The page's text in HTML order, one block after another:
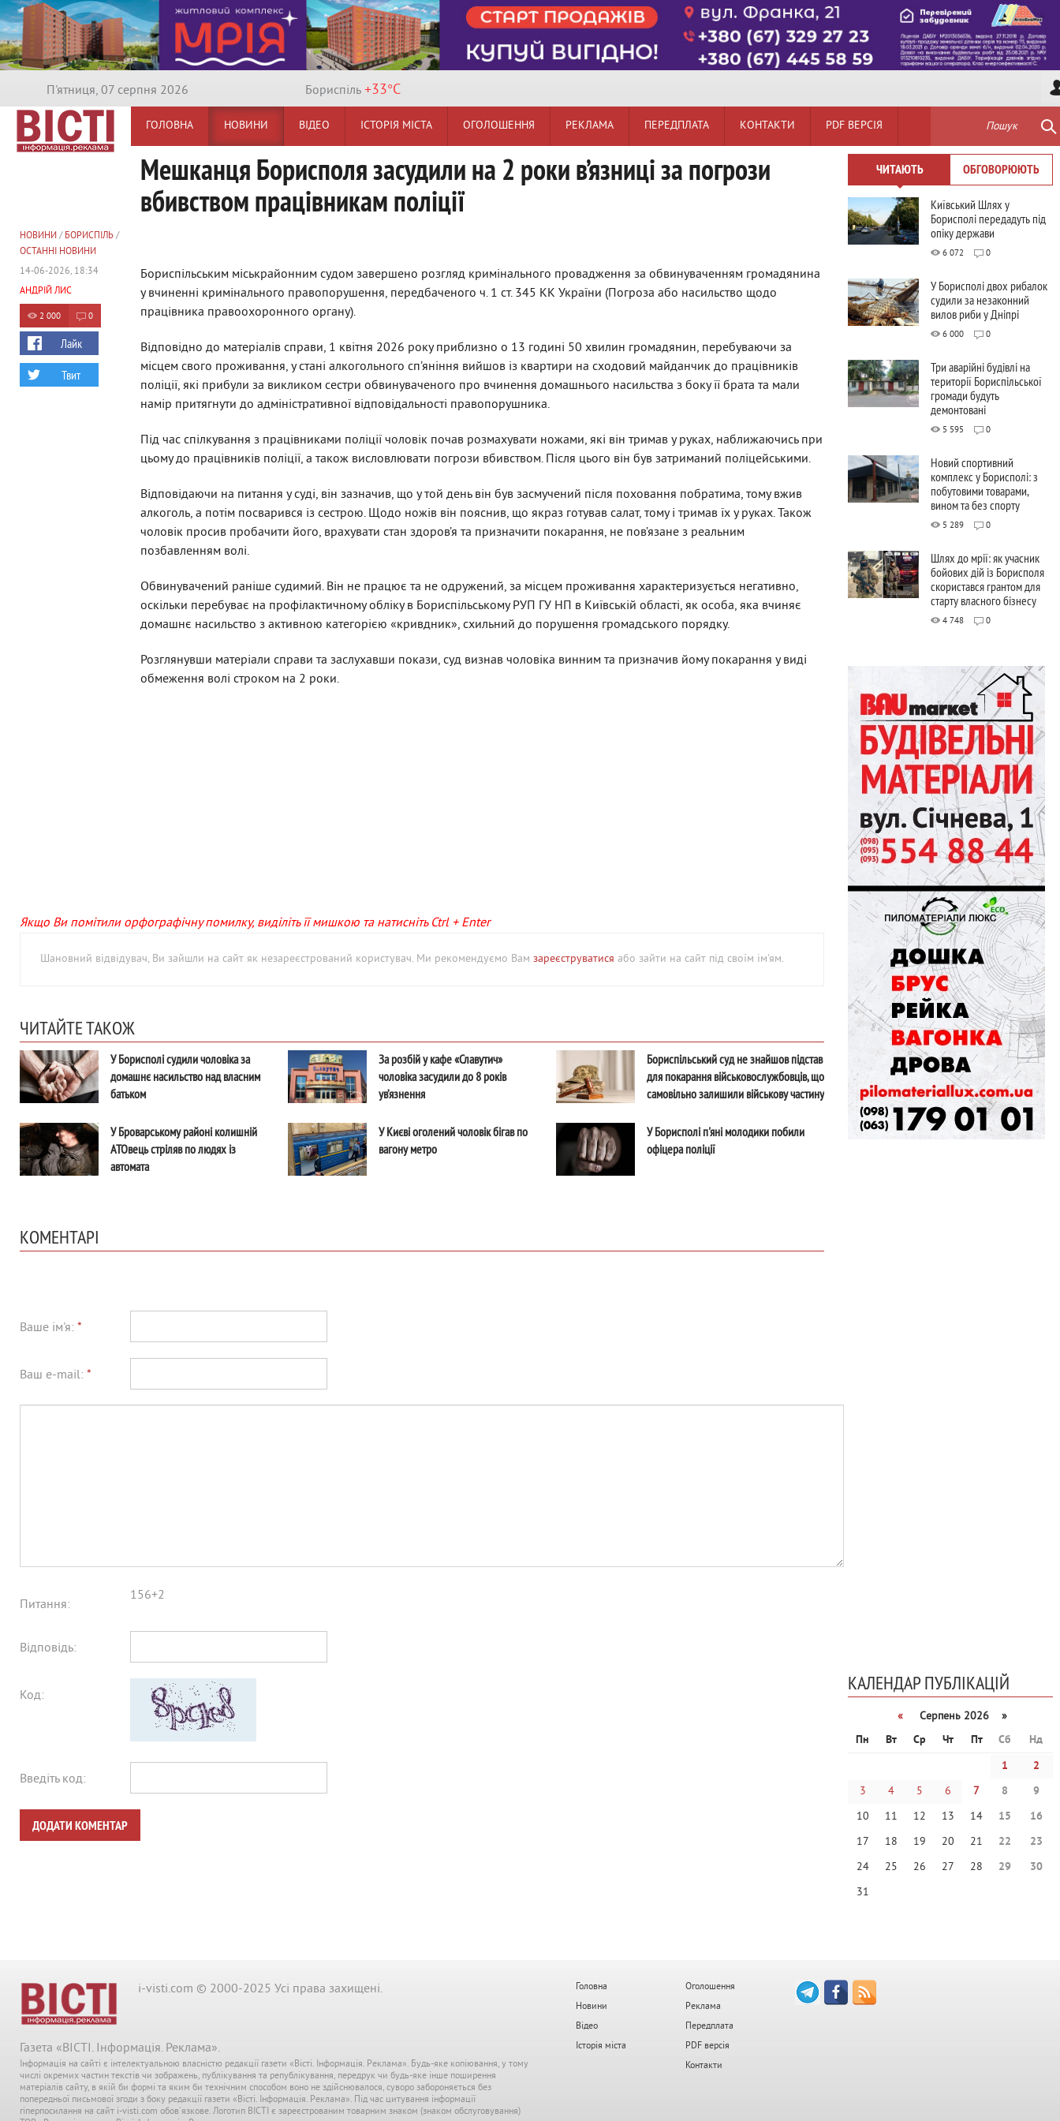
П'ятниця, 07 серпня 2026 Бориспiль +33°C
ГОЛОВНА НОВИНИ ВІДЕО ІСТОРІЯ МІСТА ОГОЛОШЕННЯ РЕКЛАМА ПЕРЕДПЛАТА КОНТАКТИ PDF ВЕРСІЯ Пошук
Мешканця Борисполя засудили на 2 роки в’язниці за погрози
вбивством працівникам поліції
Бориспільським міськрайонним судом завершено розгляд кримінального провадження за обвинуваченням громадянина
у вчиненні кримінального правопорушення, передбаченого ч. 1 ст. 345 КК України (Погроза або насильство щодо
працівника правоохоронного органу).
Відповідно до матеріалів справи, 1 квітня 2026 року приблизно о 13 годині 50 хвилин громадянин, перебуваючи за
місцем свого проживання, у стані алкогольного сп’яніння вийшов із квартири на сходовий майданчик до працівників
поліції, які прибули за викликом сестри обвинуваченого про вчинення домашнього насильства з боку її брата та мали
намір притягнути до адміністративної відповідальності правопорушника.
Під час спілкування з працівниками поліції чоловік почав розмахувати ножами, які він тримав у руках, наближаючись при
цьому до працівників поліції, а також висловлювати погрози вбивством. Після цього він був затриманий поліцейськими.
Відповідаючи на питання у суді, він зазначив, що у той день він був засмучений після поховання побратима, тому вжив
алкоголь, а потім посварився із сестрою. Щодо ножів він пояснив, що якраз готував салат, тому і тримав їх у руках. Також
чоловік просив пробачити його, врахувати стан здоров’я та призначити покарання, не пов’язане з реальним
позбавленням волі.
Обвинувачений раніше судимий. Він не працює та не одружений, за місцем проживання характеризується негативно,
оскільки перебуває на профілактичному обліку в Бориспільському РУП ГУ НП в Київській області, як особа, яка вчиняє
домашнє насильство з активною категорією «кривдник», схильний до порушення громадського порядку.
Розглянувши матеріали справи та заслухавши покази, суд визнав чоловіка винним та призначив йому покарання у виді
обмеження волі строком на 2 роки.
НОВИНИ/ БОРИСПІЛЬ/
ОСТАННІ НОВИНИ
14-06-2026, 18:34
АНДРІЙ ЛИС
2 000 0
Лайк
Твит
Якщо Ви помітили орфографічну помилку, виділіть її мишкою та натисніть Ctrl + Enter
Шановний відвідувач, Ви зайшли на сайт як незареєстрований користувач. Ми рекомендуємо Вам зареєструватися або зайти на сайт під своїм ім'ям.
ЧИТАЙТЕ ТАКОЖ
У Борисполі судили чоловіка за
домашнє насильство над власним
батьком
За розбій у кафе «Славутич»
чоловіка засудили до 8 років
ув’язнення
Бориспільський суд не знайшов підстав
для покарання військовослужбовців, що
самовільно залишили військову частину
У Броварському районі колишній
АТОвець стріляв по людях із
автомата
У Києві оголений чоловік бігав по
вагону метро
У Борисполі п'яні молодики побили
офіцера поліції
КОМЕНТАРІ
Ваше ім'я: *
Ваш e-mail: *
Питання:
156+2
Відповідь:
Код:
Введіть код:
ДОДАТИ КОМЕНТАР
ЧИТАЮТЬ ОБГОВОРЮЮТЬ
Київський Шлях у
Борисполі передадуть під
опіку держави
6 072 0
У Борисполі двох рибалок
судили за незаконний
вилов риби у Дніпрі
6 000 0
Три аварійні будівлі на
території Бориспільської
громади будуть
демонтовані
5 595 0
Новий спортивний
комплекс у Борисполі: з
побутовими товарами,
вином та без спорту
5 289 0
Шлях до мрії: як учасник
бойових дій із Борисполя
скористався грантом для
старту власного бізнесу
4 748 0
КАЛЕНДАР ПУБЛІКАЦІЙ
«
Серпень 2026 »
Пн
Вт Ср Чт Пт Сб
Нд
1
2
3
4 5 6 7 8
9
10
11 12 13 14 15
16
17
18 19 20 21 22
23
24
25 26 27 28 29
30
31
i-visti.com © 2000-2025 Усі права захищені.
Газета «ВІСТІ. Інформація. Реклама».
Інформація на сайті є інтелектуальною власністю редакції газети «Вісті. Інформація. Реклама». Будь-яке копіювання, у тому
числі окремих частин текстів чи зображень, публікування та републікування, передрук чи будь-яке інше поширення
матеріалів сайту, в якій би формі та яким би технічним способом воно не здійснювалося, суворо забороняється без
попередньої письмової згоди з боку редакції газети «Вісті. Інформація. Реклама». Під час цитування інформації
гіперпосилання на сайт i-visti.com обов'язкове. Логотип ВІСТІ є зареєстрованим товарним знаком (знаком обслуговування)
Головна
Новини
Відео
Історія міста
Оголошення
Реклама
Передплата
PDF версія
Контакти